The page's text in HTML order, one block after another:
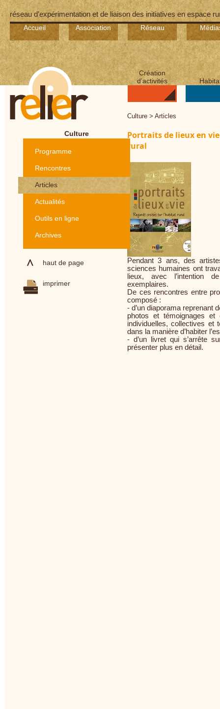
réseau d’expérimentation et de liaison des initiatives en espace
Accueil Association Réseau
Création
d’activités
Culture
Programme
Rencontres
Articles
Actualités
Outils en ligne
Archives
haut de page
imprimer
Culture > Articles
Portraits de lieux en
rural
Pendant 3 ans, des
sciences humaines ont
lieux, avec l’intention
exemplaires.
De ces rencontres entre
composé :
- d’un diaporama reprenant
photos et témoignages et
individuelles, collectives et
dans la manière d’habiter
- d’un livret qui s’arrête
présenter plus en détail.